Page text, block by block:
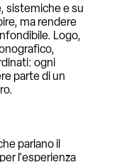
sistemiche e su
ma rendere
Logo,
ogni
parte di un
parlano il
l'esperienza